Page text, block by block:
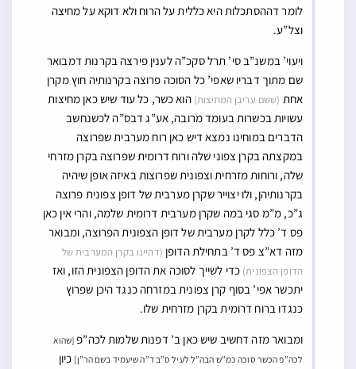
לומר דההסתכלות היא כללית על הרוח ולא דוקא על מחיצה
וצל”ע.
ויעוי’ במשנ”ב סי’ תרל סקכ”ה לענין פירצה בקרנות דמבואר
שם מתוך דבריו שאפי’ כל הסוכה פרוצה בקרנותיה חוץ מקרן
אחת (ששם עריבן המחיצות) הוא כשר, כל עוד שיש כאן מחיצות
עשויות בכשרות בעומד מרובה, אע”ג דבס”ה לכשנחשב
הדברים במוחינו נמצא דיש כאן רוח מערבית שפרוצה
במקצתה בקרן צפוני שלה ורוח דרומית שפרוצה בקרן מזרחי
שלה, ורוחות מזרחית וצפונית שפרוצות באיזה אופן שיהיה
בקרנותיהן, ולו יצוייר שקרן מערבית של דופן צפונית פרוצה
ג”כ, מ”מ סגי במה שקרן מערבית דרומית שלמה, והרי אין כאן
פס ד’ כלל לקרן מערבית של דופן הצפונית הפרוצה, ומבואר
מזה דא”צ פס ד’ בתחילת הדופן (דהיינו בקרן המערבית של
הדופן הצפונית) כדי לשייך לסוכה את הדופן הצפונית הזו, ואז
יתכשר אפי’ בסוף קרן צפונית במזרחה כנגד היכן שפרוץ
כנגדו ברוח דרומית בקרן מזרחית שלו.
ומבואר מזה דחשיב שיש כאן ב’ דפנות שלמות לכה”פ [שהוא
לכה”פ הכשר סוכה כמ”ש הבה”ל לעיל ס”ב ד”ה שיעמיד בשם הר”ן] כיון